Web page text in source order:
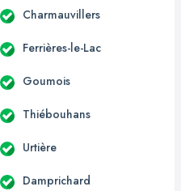
Charmauvillers
Ferrières-le-Lac
Goumois
Thiébouhans
Urtière
Damprichard